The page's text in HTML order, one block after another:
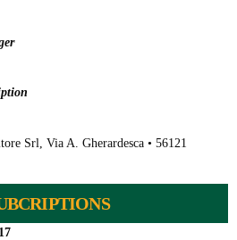
Srl, Via A. Gherardesca • 56121